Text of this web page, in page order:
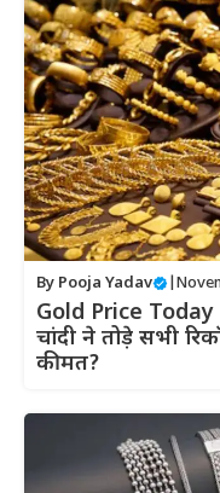
By Pooja Yadav
Gold Price Today
चांदी ने तोड़े सभी
कीमत?